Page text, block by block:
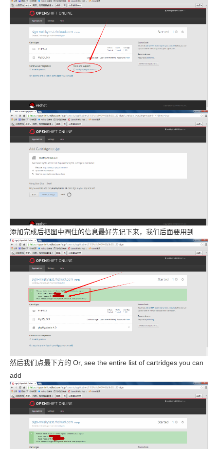
添加完成后把图中圈住的信息最好先记下来，我们后面要用到
然后我们点最下方的 Or, see the entire list of cartridges you can
add